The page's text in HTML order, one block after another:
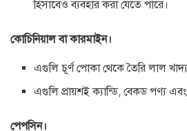
হিসাবেও ব্যবহার করা যেতে পারে।
কোচিনিয়াল বা কারমাইন।
এগুলি চূর্ণ পোকা থেকে তৈরি লাল
এগুলি প্রায়শই ক্যান্ডি, বেকড পণ্য
পেপসিন।